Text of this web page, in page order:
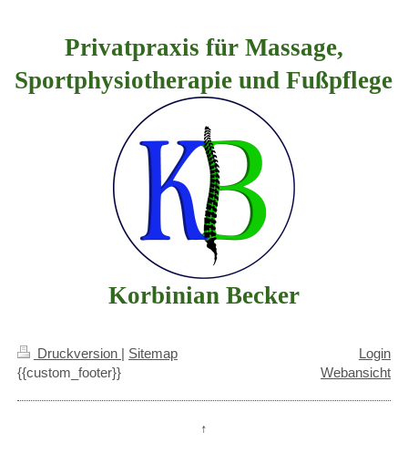
Privatpraxis für Massage,
Sportphysiotherapie und Fußpflege
Korbinian Becker
Druckversion | Sitemap
{{custom_footer}}
Login
Webansicht
↑